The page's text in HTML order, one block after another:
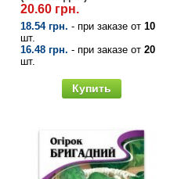
20.60 грн.
18.54 грн. - при заказе от 10
шт.
16.48 грн. - при заказе от 20
шт.
Купить
Семена крупная фасовка
Семена кукурузы
Семена микрозелени
Биозащита растений
Протравители
Прилипатели
Удобрения «Квантум»
Удобрения «Стимул»
Средства по уходу за
Удобрения «Чистый лист»
упаковке
Семена моркови в
упаковке
Семена редиса в
Удобрения «Реаком»